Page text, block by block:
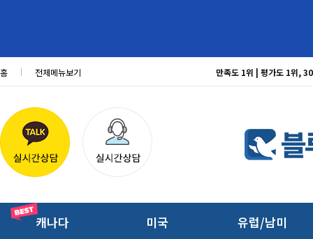
홈 전체메뉴보기 만족도 1위 | 평가도 1위,
캐나다 미국 유럽/남미